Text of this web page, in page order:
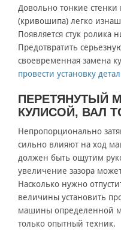
Довольно тонкие стенки
(кривошипа) легко
Появляется стук ролика
Предотвратить
своевременная замена
провести установку
ПЕРЕТЯНУТЫЙ
КУЛИСОЙ, ВАЛ
Непропорционально
сильно влияют на ход
должен быть ощутим
увеличение зазора
Насколько нужно
величины установить
машины определенной
только опытный техник.